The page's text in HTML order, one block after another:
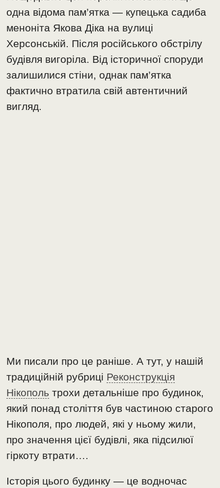
одна відома пам’ятка — купецька садиба
меноніта Якова Діка на вулиці
Херсонській. Після російського обстрілу
будівля вигоріла. Від історичної споруди
залишилися стіни, однак пам’ятка
фактично втратила свій автентичний
вигляд.
Ми писали про це раніше. А тут, у нашій
традиційній рубриці Реконструкція
Нікополь трохи детальніше про будинок,
який понад століття був частиною старого
Нікополя, про людей, які у ньому жили,
про значення цієї будівлі, яка підсилюї
гіркоту втрати….
Історія цього будинку — це водночас